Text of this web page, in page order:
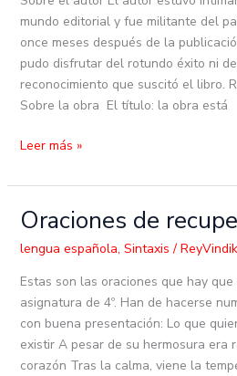
mundo editorial y fue militante del
once meses después de la
pudo disfrutar del rotundo éxito ni
reconocimiento que suscitó el libro.
Sobre la obra El título: la obra está
Leer más »
Oraciones de
lengua española, Sintaxis /
Estas son las oraciones que hay
asignatura de 4º. Han de hacerse
con buena presentación: Lo que
existir A pesar de su hermosura era
corazón Tras la calma, viene la
Oraciones
recuperación